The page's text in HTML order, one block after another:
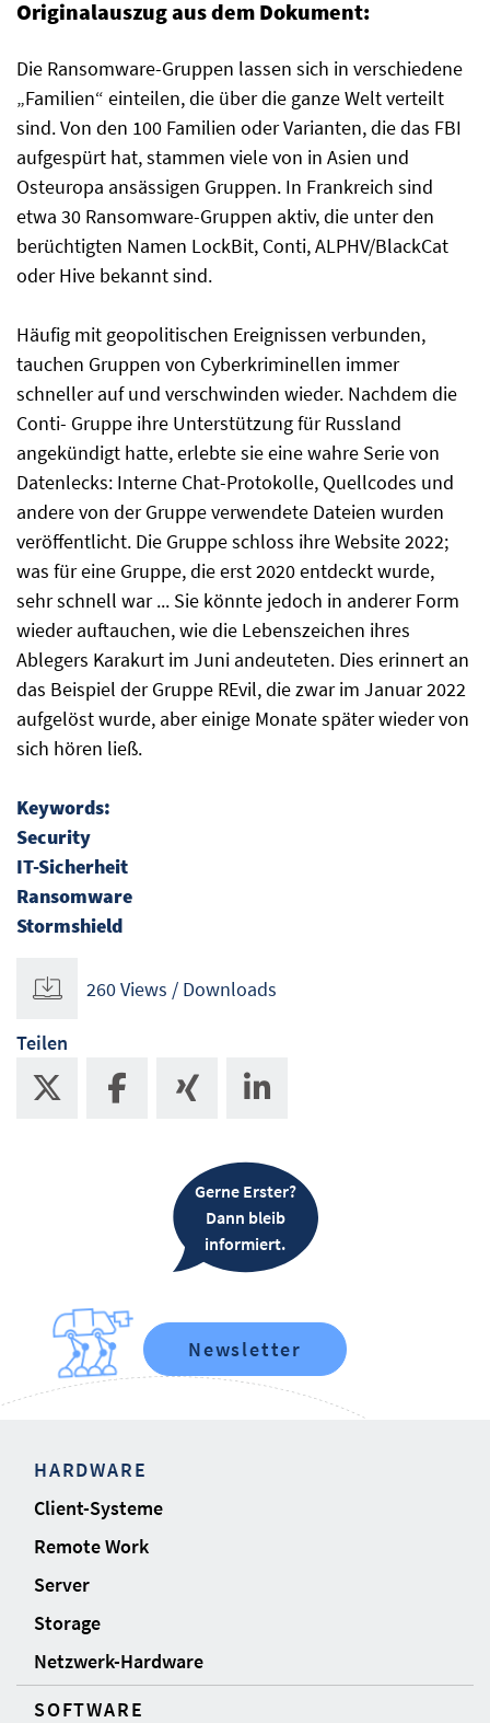
Originalauszug aus dem Dokument:
Die Ransomware-Gruppen lassen sich in verschiedene
„Familien“ einteilen, die über die ganze Welt verteilt
sind. Von den 100 Familien oder Varianten, die das FBI
aufgespürt hat, stammen viele von in Asien und
Osteuropa ansässigen Gruppen. In Frankreich sind
etwa 30 Ransomware-Gruppen aktiv, die unter den
berüchtigten Namen LockBit, Conti, ALPHV/BlackCat
oder Hive bekannt sind.
Häufig mit geopolitischen Ereignissen verbunden,
tauchen Gruppen von Cyberkriminellen immer
schneller auf und verschwinden wieder. Nachdem die
Conti- Gruppe ihre Unterstützung für Russland
angekündigt hatte, erlebte sie eine wahre Serie von
Datenlecks: Interne Chat-Protokolle, Quellcodes und
andere von der Gruppe verwendete Dateien wurden
veröffentlicht. Die Gruppe schloss ihre Website 2022;
was für eine Gruppe, die erst 2020 entdeckt wurde,
sehr schnell war ... Sie könnte jedoch in anderer Form
wieder auftauchen, wie die Lebenszeichen ihres
Ablegers Karakurt im Juni andeuteten. Dies erinnert an
das Beispiel der Gruppe REvil, die zwar im Januar 2022
aufgelöst wurde, aber einige Monate später wieder von
sich hören ließ.
Keywords:
Security
IT-Sicherheit
Ransomware
Stormshield
260 Views / Downloads
Teilen
Gerne Erster?
Dann bleib
informiert.
Newsletter
HARDWARE
Client-Systeme
Remote Work
Server
Storage
Netzwerk-Hardware
SOFTWARE